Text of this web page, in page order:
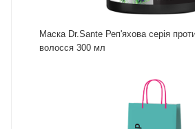
Маска Dr.Sante Реп'яхова серія
волосся 300 мл